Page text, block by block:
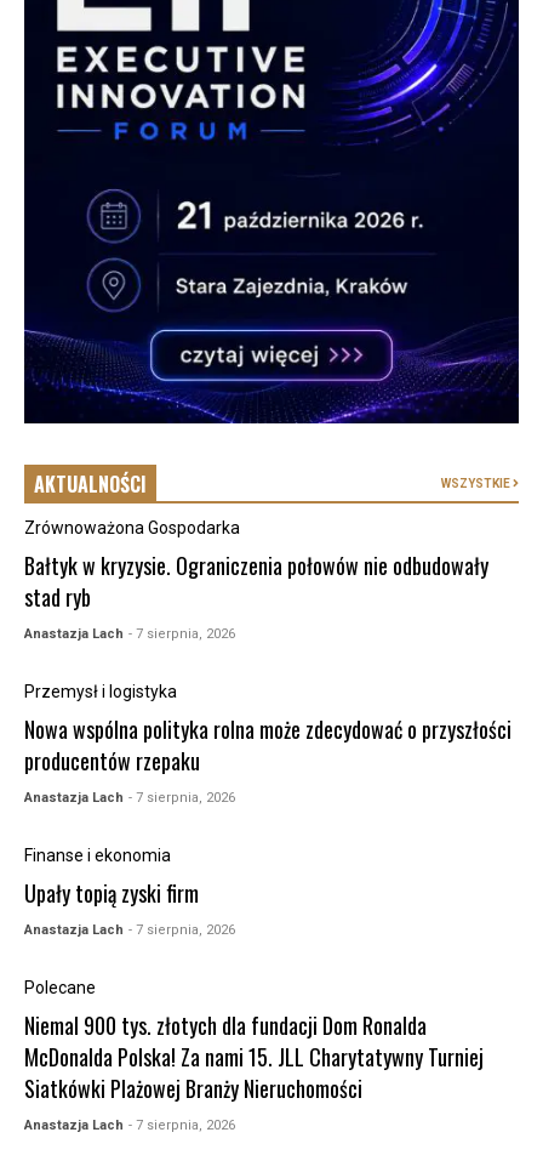
AKTUALNOŚCI WSZYSTKIE
Zrównoważona Gospodarka
Bałtyk w kryzysie. Ograniczenia połowów nie odbudowały
stad ryb
Anastazja Lach - 7 sierpnia, 2026
Przemysł i logistyka
Nowa wspólna polityka rolna może zdecydować o przyszłości
producentów rzepaku
Anastazja Lach - 7 sierpnia, 2026
Finanse i ekonomia
Upały topią zyski firm
Anastazja Lach - 7 sierpnia, 2026
Polecane
Niemal 900 tys. złotych dla fundacji Dom Ronalda
McDonalda Polska! Za nami 15. JLL Charytatywny Turniej
Siatkówki Plażowej Branży Nieruchomości
Anastazja Lach - 7 sierpnia, 2026